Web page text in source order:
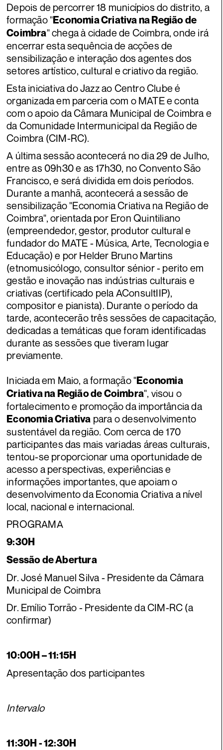
Depois de percorrer 18 municípios do distrito, a
formação "Economia Criativa na Região de
Coimbra" chega à cidade de Coimbra, onde irá
encerrar esta sequência de acções de
sensibilização e interação dos agentes dos
setores artístico, cultural e criativo da região.
Esta iniciativa do Jazz ao Centro Clube é
organizada em parceria com o MATE e conta
com o apoio da Câmara Municipal de Coimbra e
da Comunidade Intermunicipal da Região de
Coimbra (CIM-RC).
A última sessão acontecerá no dia 29 de Julho,
entre as 09h30 e as 17h30, no Convento São
Francisco, e será dividida em dois períodos.
Durante a manhã, acontecerá a sessão de
sensibilização "Economia Criativa na Região de
Coimbra", orientada por Eron Quintiliano
(empreendedor, gestor, produtor cultural e
fundador do MATE - Música, Arte, Tecnologia e
Educação) e por Helder Bruno Martins
(etnomusicólogo, consultor sénior - perito em
gestão e inovação nas indústrias culturais e
criativas (certificado pela AConsultIIP),
compositor e pianista). Durante o período da
tarde, acontecerão três sessões de capacitação,
dedicadas a temáticas que foram identificadas
durante as sessões que tiveram lugar
previamente.
Iniciada em Maio, a formação "Economia
Criativa na Região de Coimbra", visou o
fortalecimento e promoção da importância da
Economia Criativa para o desenvolvimento
sustentável da região. Com cerca de 170
participantes das mais variadas áreas culturais,
tentou-se proporcionar uma oportunidade de
acesso a perspectivas, experiências e
informações importantes, que apoiam o
desenvolvimento da Economia Criativa a nível
local, nacional e internacional.
PROGRAMA
9:30H
Sessão de Abertura
Dr. José Manuel Silva - Presidente da Câmara
Municipal de Coimbra
Dr. Emílio Torrão - Presidente da CIM-RC (a
confirmar)
10:00H – 11:15H
Apresentação dos participantes
Intervalo
11:30H - 12:30H